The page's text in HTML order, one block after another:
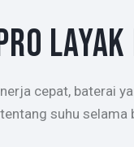
cepat, baterai
suhu